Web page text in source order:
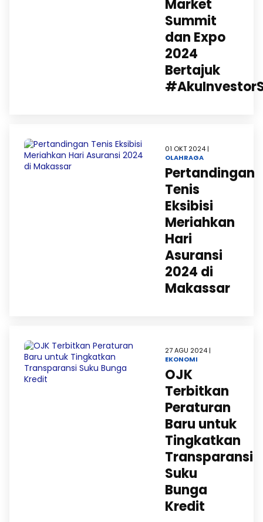
Market
Summit
dan Expo
2024
Bertajuk
01 OKT 2024 |
OLAHRAGA
Pertandingan
Tenis
Eksibisi
Meriahkan
Hari
Asuransi
2024 di
Makassar
27 AGU 2024 |
EKONOMI
OJK
Terbitkan
Peraturan
Baru untuk
Tingkatkan
Transparansi
Suku
Bunga
Kredit